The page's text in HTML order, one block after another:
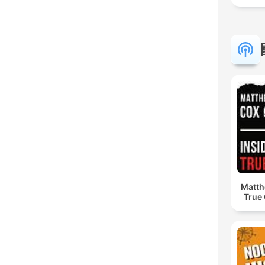
True